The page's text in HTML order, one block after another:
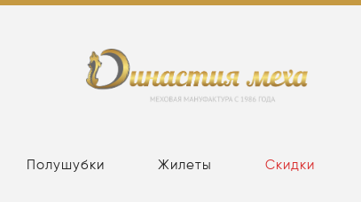
Полушубки Жилеты Скидки